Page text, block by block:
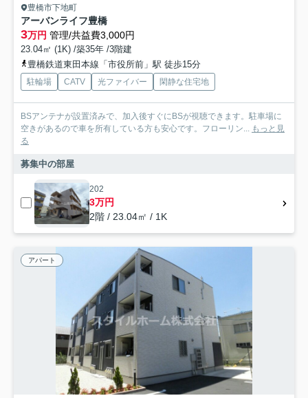
豊橋市下地町
アーバンライフ豊橋
3万円 管理/共益費3,000円
23.04㎡ (1K) /築35年 /3階建
豊橋鉄道東田本線「市役所前」駅 徒歩15分
駐輪場 CATV 光ファイバー 閑静な住宅地
BSアンテナが設置済みで、加入後すぐにBSが視聴できます。駐車場に
空きがあるので車を所有している方も安心です。フローリン...
もっと見
る
募集中の部屋
202
3万円
2階 / 23.04㎡ / 1K
アパート